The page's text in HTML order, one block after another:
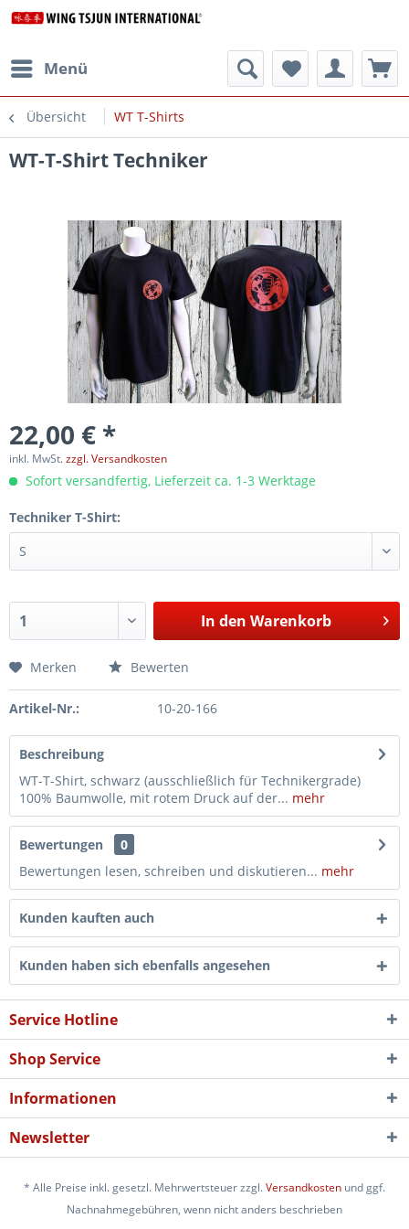
Menü
Übersicht WT T-Shirts
WT-T-Shirt Techniker
22,00 € *
inkl. MwSt.zzgl. Versandkosten
Sofort versandfertig, Lieferzeit ca. 1-3 Werktage
Techniker T-Shirt:
In den Warenkorb
Merken Bewerten
Artikel-Nr.: 10-20-166
Beschreibung
WT-T-Shirt, schwarz (ausschließlich für Technikergrade)
100% Baumwolle, mit rotem Druck auf der... mehr
Bewertungen
0
Bewertungen lesen, schreiben und diskutieren... mehr
Kunden kauften auch
Kunden haben sich ebenfalls angesehen
Service Hotline
Shop Service
Informationen
Newsletter
* Alle Preise inkl. gesetzl. Mehrwertsteuer zzgl.Versandkosten und ggf.
Nachnahmegebühren, wenn nicht anders beschrieben